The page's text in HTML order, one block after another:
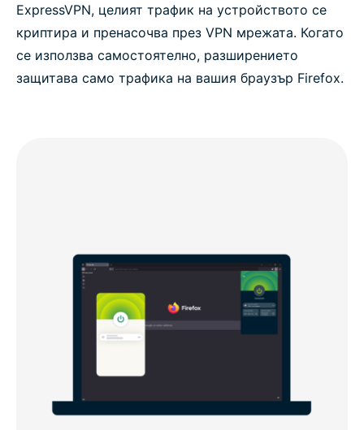
ExpressVPN, целият трафик на устройството се
криптира и пренасочва през VPN мрежата. Когато
се използва самостоятелно, разширението
защитава само трафика на вашия браузър Firefox.